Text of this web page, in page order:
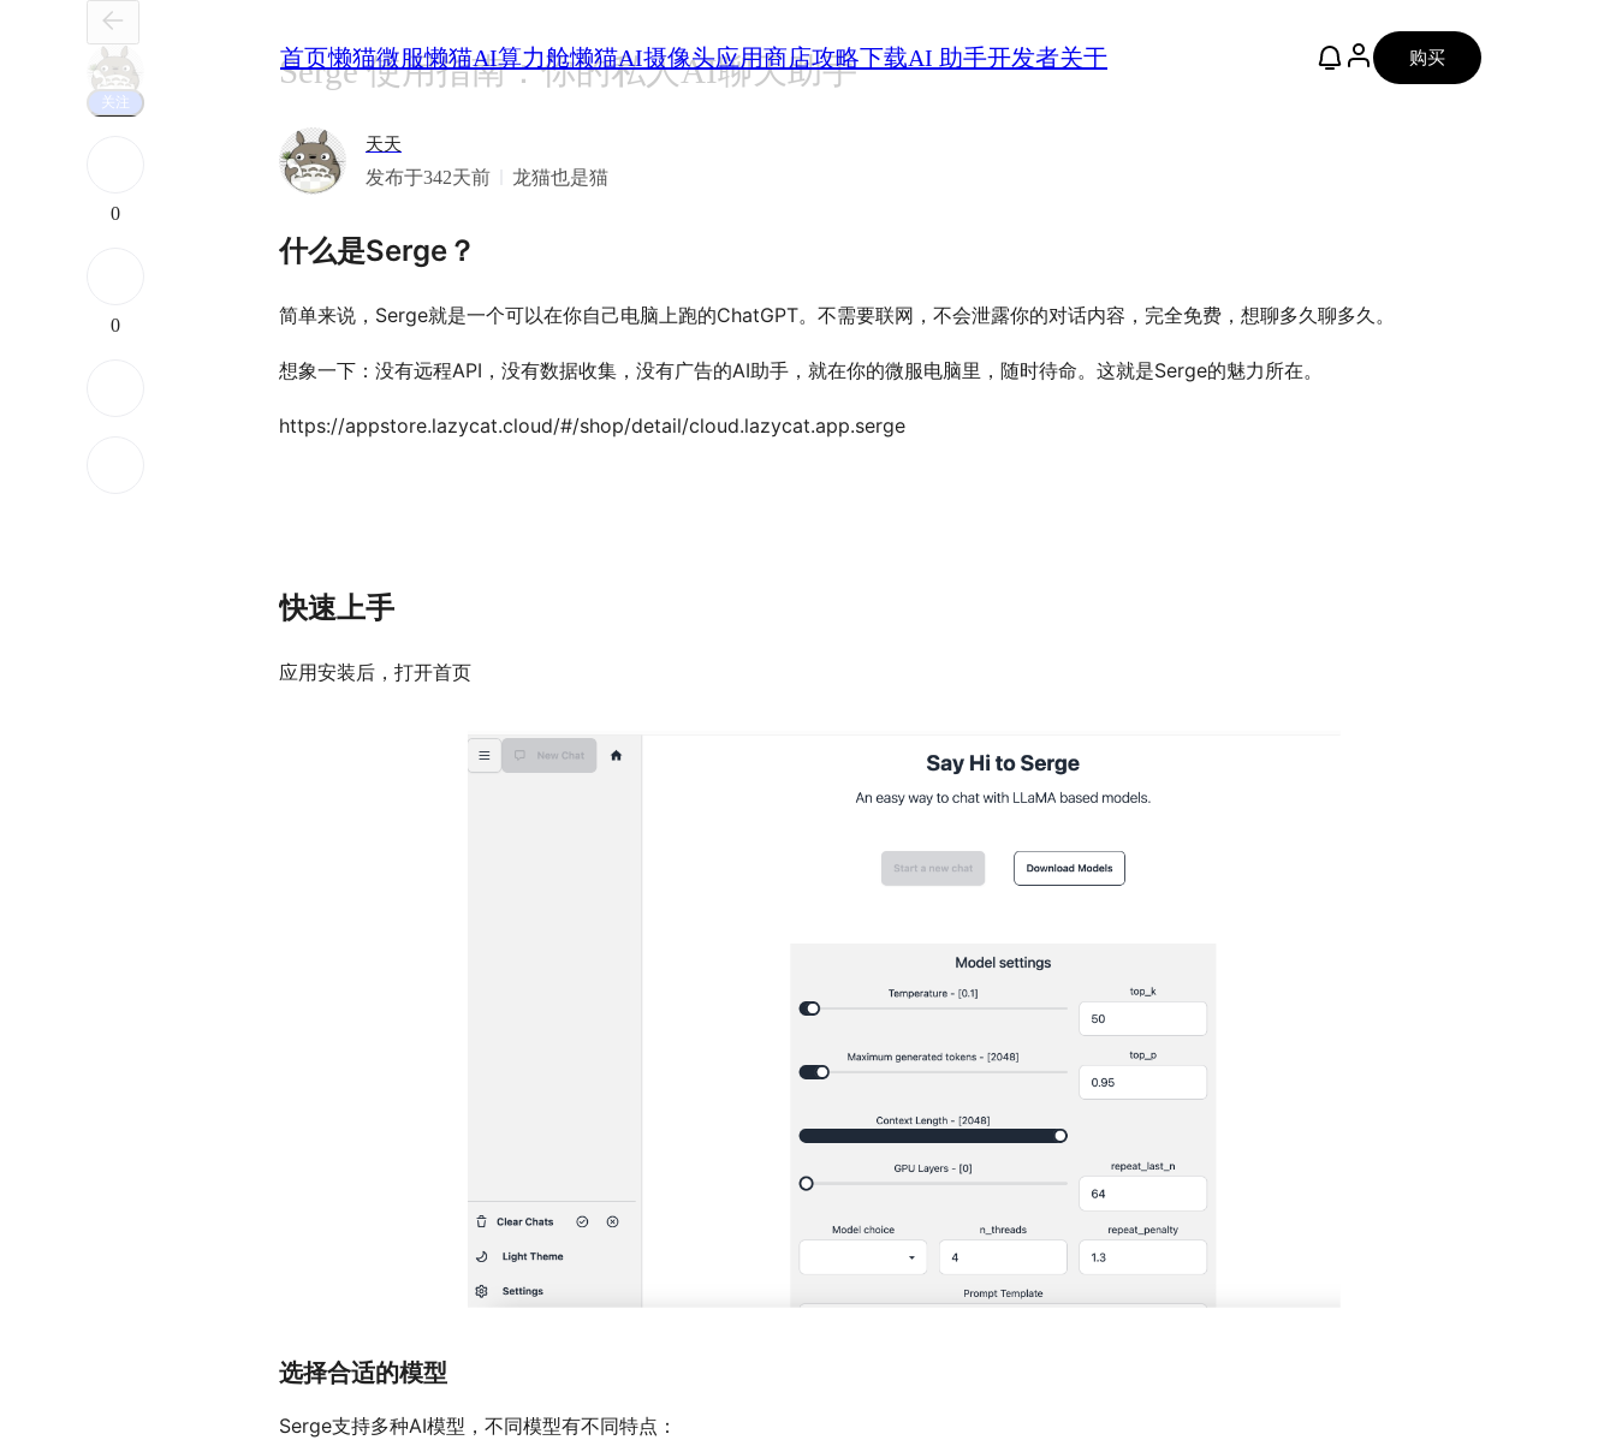
首页懒猫微服懒猫AI算力舱懒猫AI摄像头应用商店攻略下载AI 助手开发者关于 购买
关注
0
0
Serge 使用指南：你的私人AI聊天助手
天天
发布于342天前 龙猫也是猫
什么是Serge？
简单来说，Serge就是一个可以在你自己电脑上跑的ChatGPT。不需要联网，不会泄露你的对话内容，完全免费，想聊多久聊多久。
想象一下：没有远程API，没有数据收集，没有广告的AI助手，就在你的微服电脑里，随时待命。这就是Serge的魅力所在。
https://appstore.lazycat.cloud/#/shop/detail/cloud.lazycat.app.serge
快速上手
应用安装后，打开首页
选择合适的模型
Serge支持多种AI模型，不同模型有不同特点：